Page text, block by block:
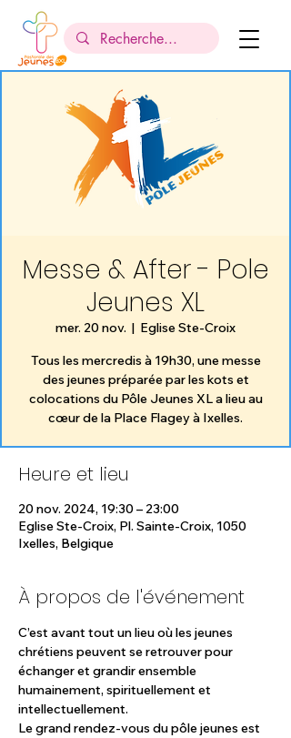
Messe & After - Pole
Jeunes XL
mer. 20 nov.
  |
Eglise Ste-Croix
Tous les mercredis à 19h30, une messe
des jeunes préparée par les kots et
colocations du Pôle Jeunes XL a lieu au
Heure et lieu
20 nov. 2024, 19:30 – 23:00
Eglise Ste-Croix, Pl. Sainte-Croix, 1050
Ixelles, Belgique
À propos de l'événement
C’est avant tout un lieu où les jeunes
chrétiens peuvent se retrouver pour
échanger et grandir ensemble
humainement, spirituellement et
intellectuellement.
Le grand rendez-vous du pôle jeunes est